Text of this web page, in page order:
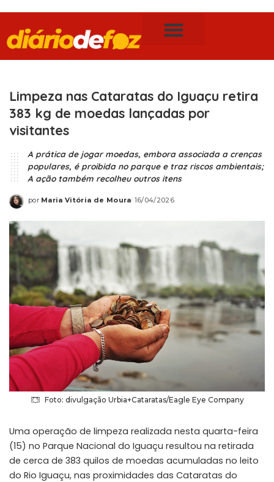
Limpeza nas Cataratas do Iguaçu retira
383 kg de moedas lançadas por
visitantes
A prática de jogar moedas, embora associada a crenças
populares, é proibida no parque e traz riscos ambientais;
A ação também recolheu outros itens
por Maria Vitória de Moura 16/04/2026
Foto: divulgação Urbia+Cataratas/Eagle Eye Company
Uma operação de limpeza realizada nesta quarta-feira
(15) no Parque Nacional do Iguaçu resultou na retirada
de cerca de 383 quilos de moedas acumuladas no leito
do Rio Iguaçu, nas proximidades das Cataratas do